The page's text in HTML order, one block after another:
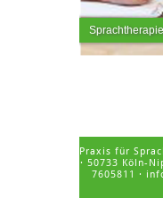
Praxis für
· 50733 Köln-
7605811 ·